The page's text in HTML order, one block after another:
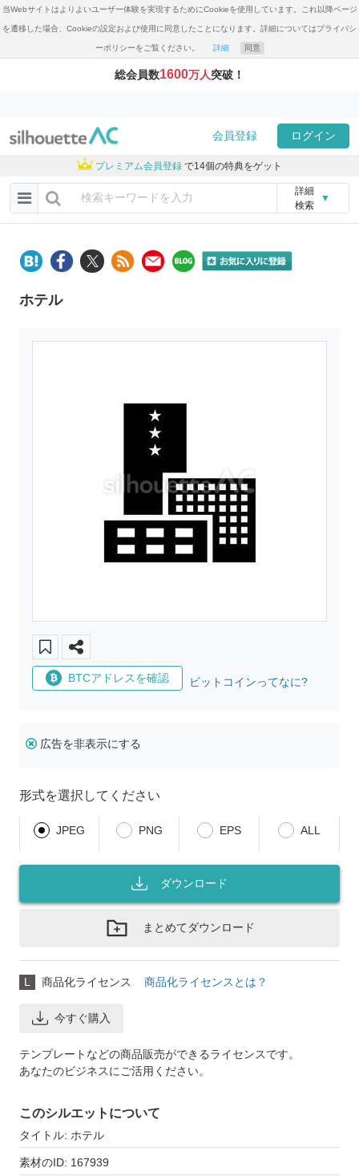
当Webサイトはよりよいユーザー体験を実現するためにCookieを使用しています。これ以降ページ
を遷移した場合、Cookieの設定および使用に同意したことになります。詳細についてはプライバシ
ーポリシーをご覧ください。 詳細 同意
総会員数1600万人突破！
会員登録 ログイン
プレミアム会員登録 で14個の特典をゲット
詳細
検索
▼
ホテル
BTCアドレスを確認 ビットコインってなに?
広告を非表示にする
形式を選択してください
JPEG PNG EPS ALL
ダウンロード
まとめてダウンロード
L 商品化ライセンス 商品化ライセンスとは？
今すぐ購入
テンプレートなどの商品販売ができるライセンスです。
あなたのビジネスにご活用ください。
このシルエットについて
タイトル: ホテル
素材のID: 167939